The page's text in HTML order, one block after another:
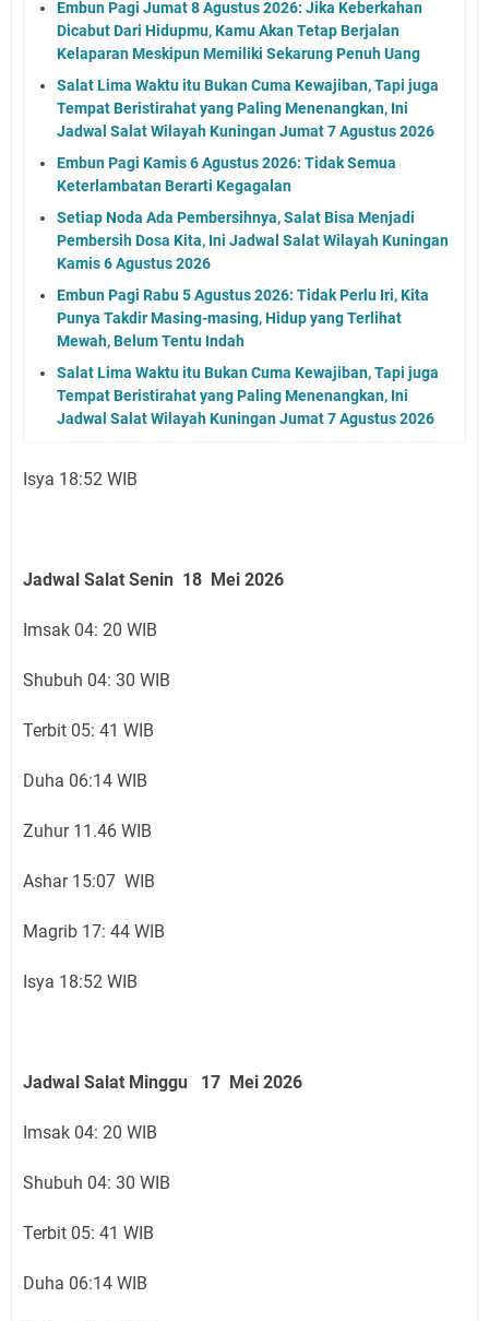
Embun Pagi Jumat 8 Agustus 2026: Jika Keberkahan
Dicabut Dari Hidupmu, Kamu Akan Tetap Berjalan
Kelaparan Meskipun Memiliki Sekarung Penuh Uang
Salat Lima Waktu itu Bukan Cuma Kewajiban, Tapi juga
Tempat Beristirahat yang Paling Menenangkan, Ini
Jadwal Salat Wilayah Kuningan Jumat 7 Agustus 2026
Embun Pagi Kamis 6 Agustus 2026: Tidak Semua
Keterlambatan Berarti Kegagalan
Setiap Noda Ada Pembersihnya, Salat Bisa Menjadi
Pembersih Dosa Kita, Ini Jadwal Salat Wilayah Kuningan
Kamis 6 Agustus 2026
Embun Pagi Rabu 5 Agustus 2026: Tidak Perlu Iri, Kita
Punya Takdir Masing-masing, Hidup yang Terlihat
Mewah, Belum Tentu Indah
Salat Lima Waktu itu Bukan Cuma Kewajiban, Tapi juga
Tempat Beristirahat yang Paling Menenangkan, Ini
Jadwal Salat Wilayah Kuningan Jumat 7 Agustus 2026
Isya 18:52 WIB
Jadwal Salat Senin 18 Mei 2026
Imsak 04: 20 WIB
Shubuh 04: 30 WIB
Terbit 05: 41 WIB
Duha 06:14 WIB
Zuhur 11.46 WIB
Ashar 15:07 WIB
Magrib 17: 44 WIB
Isya 18:52 WIB
Jadwal Salat Minggu 17 Mei 2026
Imsak 04: 20 WIB
Shubuh 04: 30 WIB
Terbit 05: 41 WIB
Duha 06:14 WIB